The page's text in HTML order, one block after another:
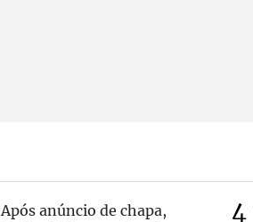
Após anúncio de chapa,